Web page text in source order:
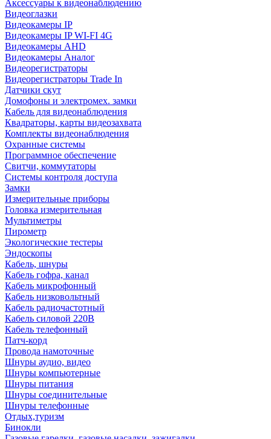
Аксессуары к видеонаблюдению
Видеоглазки
Видеокамеры IP
Видеокамеры IP WI-FI 4G
Видеокамеры AHD
Видеокамеры Аналог
Видеорегистраторы
Видеорегистраторы Trade In
Датчики скут
Домофоны и электромех. замки
Кабель для видеонаблюдения
Квадраторы, карты видеозахвата
Комплекты видеонаблюдения
Охранные системы
Программное обеспечение
Свитчи, коммутаторы
Системы контроля доступа
Замки
Измерительные приборы
Головка измерительная
Мультиметры
Пирометр
Экологические тестеры
Эндоскопы
Кабель, шнуры
Кабель гофра, канал
Кабель микрофонный
Кабель низковольтный
Кабель радиочастотный
Кабель силовой 220В
Кабель телефонный
Патч-корд
Провода намоточные
Шнуры аудио, видео
Шнуры компьютерные
Шнуры питания
Шнуры соединительные
Шнуры телефонные
Отдых,туризм
Бинокли